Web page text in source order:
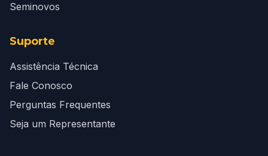
Seminovos
Suporte
Assistência Técnica
Fale Conosco
Perguntas Frequentes
Seja um Representante